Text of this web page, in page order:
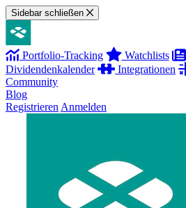
Sidebar schließen
Portfolio-Tracking Watchlists
Dividendenkalender
Integrationen
Community
Blog
Registrieren Anmelden